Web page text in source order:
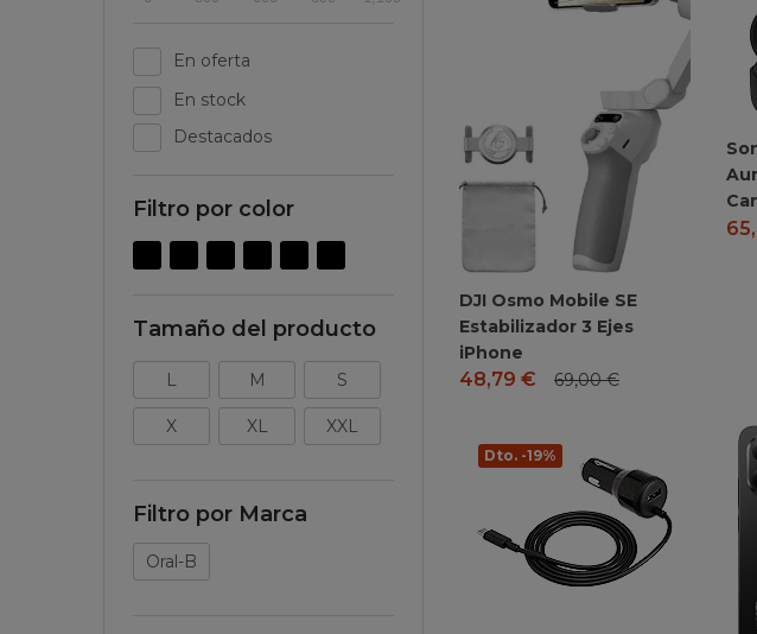
En oferta
En stock
Destacados
Filtro por color
Tamaño del producto
L M S
X XL XXL
Filtro por Marca
Oral-B
DJI Osmo Mobile SE
Estabilizador 3 Ejes
iPhone
48,79 € 69,00€
Dto. -19%